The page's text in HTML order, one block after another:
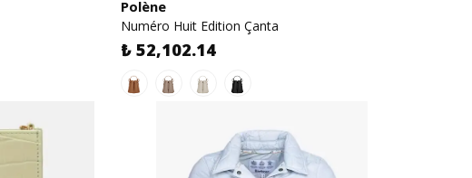
Polène
Numéro Huit Edition Çanta
₺ 52,102.14